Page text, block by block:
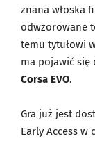
znana włoska
odwzorowane
temu tytułowi
ma pojawić się
Corsa EVO.
Gra już jest
Early Access w